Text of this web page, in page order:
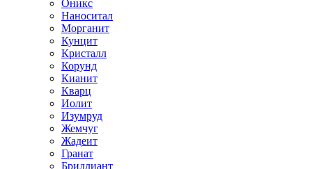
Оникс
Наноситал
Морганит
Кунцит
Кристалл
Корунд
Кианит
Кварц
Иолит
Изумруд
Жемчуг
Жадеит
Гранат
Бриллиант